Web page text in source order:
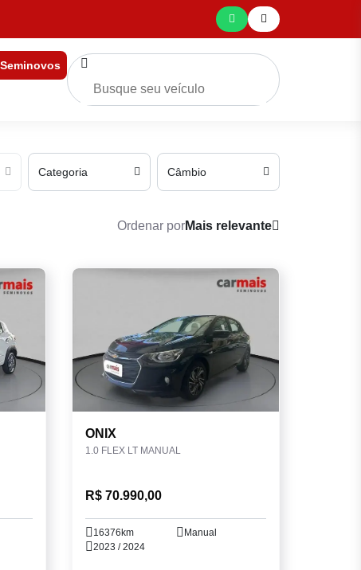
Categoria Câmbio
Ordenar porMais relevante
ONIX
1.0 FLEX LT MANUAL
R$ 70.990,00
16376km
Manual
2023 / 2024